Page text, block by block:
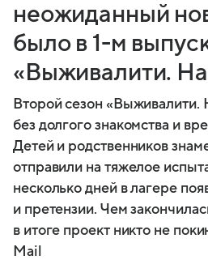
неожиданный
было в 1-м
«Выживалити.
Второй сезон «Выживалити.
без долгого знакомства и
Детей и родственников
отправили на тяжелое
несколько дней в лагере
и претензии. Чем
в итоге проект никто не
Mail